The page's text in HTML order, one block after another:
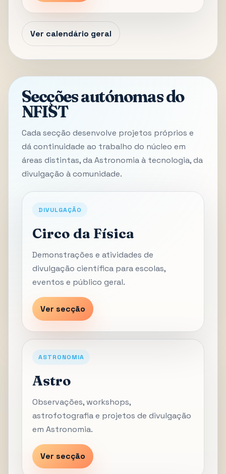
Ver calendário geral
Secções autónomas do
NFIST
Cada secção desenvolve projetos próprios e
dá continuidade ao trabalho do núcleo em
áreas distintas, da Astronomia à tecnologia, da
divulgação à comunidade.
DIVULGAÇÃO
Circo da Física
Demonstrações e atividades de
divulgação científica para escolas,
eventos e público geral.
Ver secção
ASTRONOMIA
Astro
Observações, workshops,
astrofotografia e projetos de divulgação
em Astronomia.
Ver secção